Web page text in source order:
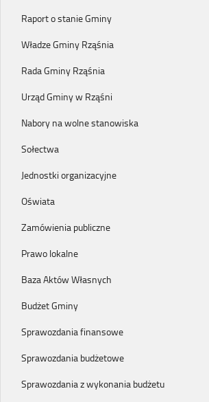
Raport o stanie Gminy
Władze Gminy Rząśnia
Rada Gminy Rząśnia
Urząd Gminy w Rząśni
Nabory na wolne stanowiska
Sołectwa
Jednostki organizacyjne
Oświata
Zamówienia publiczne
Prawo lokalne
Baza Aktów Własnych
Budżet Gminy
Sprawozdania finansowe
Sprawozdania budżetowe
Sprawozdania z wykonania budżetu